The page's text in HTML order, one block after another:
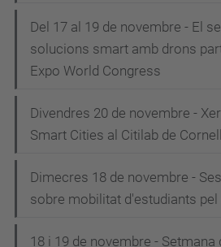
Del 17 al 19 de novembre - El
solucions smart amb drons
Expo World Congress
Divendres 20 de novembre -
Smart Cities al Citilab de
Dimecres 18 de novembre -
sobre mobilitat d'estudiants pel
18 i 19 de novembre - Setmana